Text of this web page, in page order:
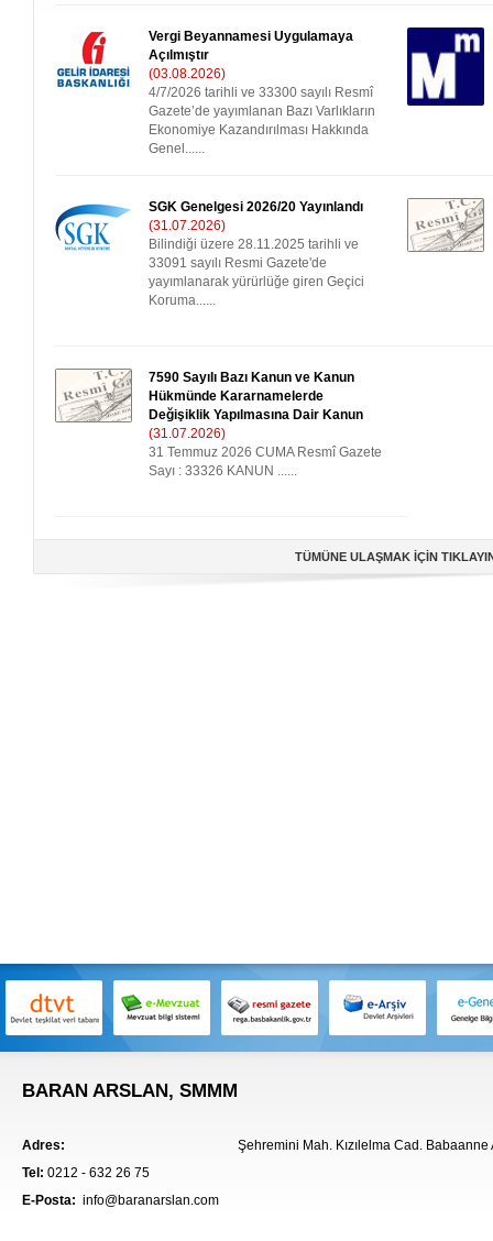
Vergi Beyannamesi Uygulamaya
Açılmıştır
(03.08.2026)
4/7/2026 tarihli ve 33300 sayılı Resmî
Gazete’de yayımlanan Bazı Varlıkların
Ekonomiye Kazandırılması Hakkında
Genel......
SGK Genelgesi 2026/20 Yayınlandı
(31.07.2026)
Bilindiği üzere 28.11.2025 tarihli ve
33091 sayılı Resmi Gazete'de
yayımlanarak yürürlüğe giren Geçici
Koruma......
7590 Sayılı Bazı Kanun ve Kanun
Hükmünde Kararnamelerde
Değişiklik Yapılmasına Dair Kanun
(31.07.2026)
31 Temmuz 2026 CUMA Resmî Gazete
Sayı : 33326 KANUN ......
TÜMÜNE ULAŞMAK İÇİN
BARAN ARSLAN, SMMM
Adres:
Şehremini Mah. Kızılelma Cad.
Tel: 0212 - 632 26 75
E-Posta: info@baranarslan.com